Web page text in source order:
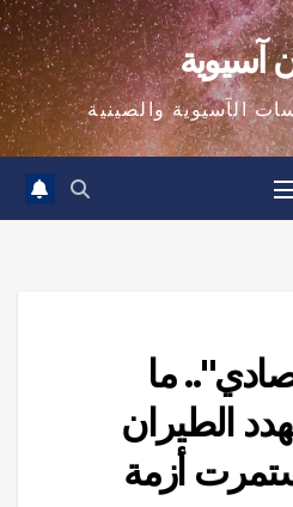
آسيوية
الآسيوية والصينية
ما
الطيران
أزمة